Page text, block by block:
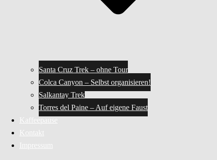
Santa Cruz Trek – ohne Tour
Colca Canyon – Selbst organisieren!
Salkantay Trek
Torres del Paine – Auf eigene Faust
Kaffeepause
Kontakt
Impressum